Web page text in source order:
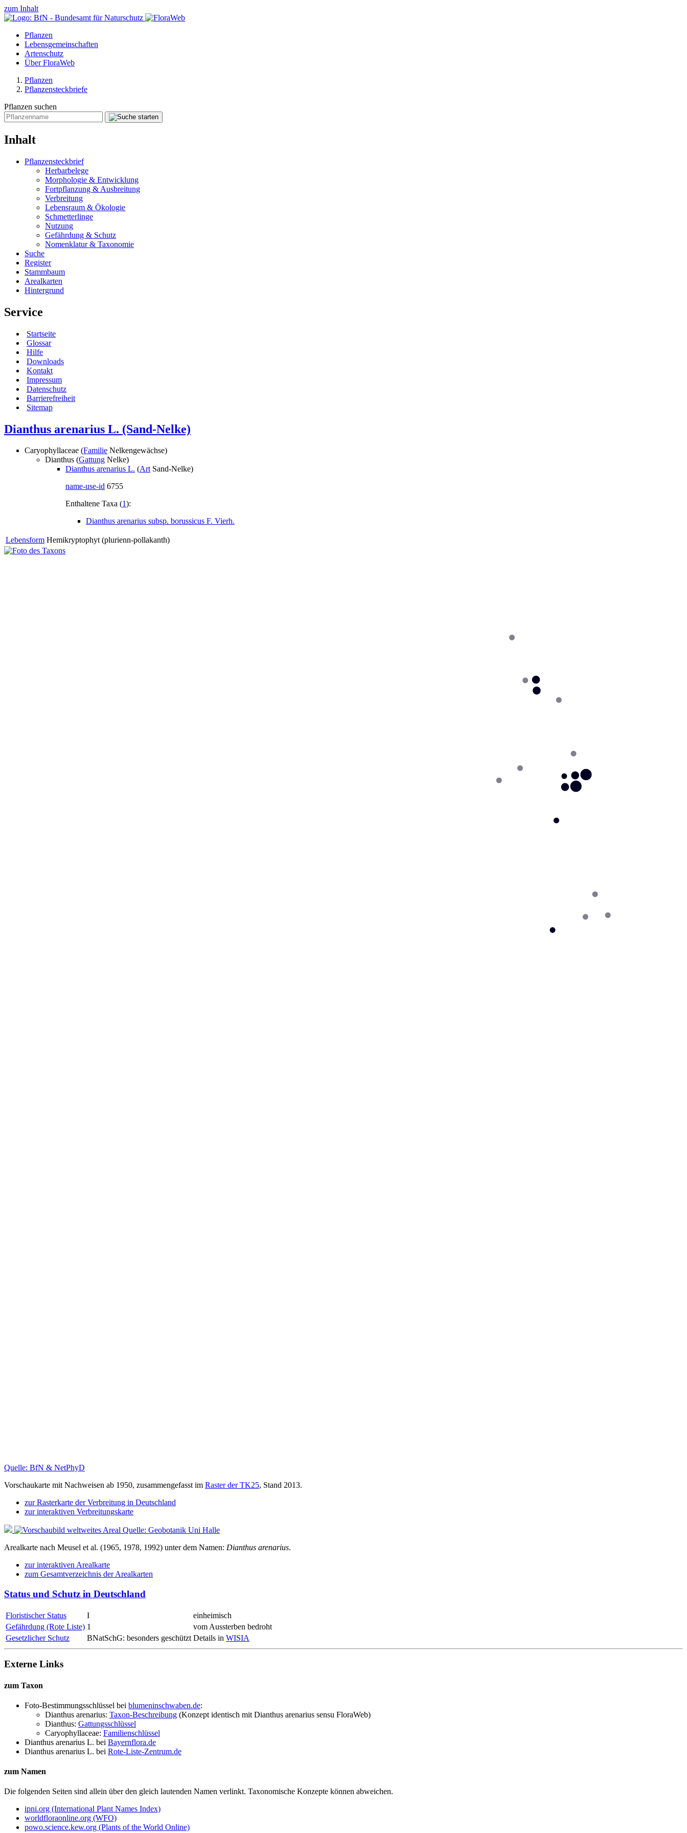
zum Inhalt
Pflanzen
Lebensgemeinschaften
Artenschutz
Über FloraWeb
Pflanzen
Pflanzensteckbriefe
Pflanzen suchen
Inhalt
Pflanzensteckbrief
Herbarbelege
Morphologie & Entwicklung
Fortpflanzung & Ausbreitung
Verbreitung
Lebensraum & Ökologie
Schmetterlinge
Nutzung
Gefährdung & Schutz
Nomenklatur & Taxonomie
Suche
Register
Stammbaum
Arealkarten
Hintergrund
Service
Startseite
Glossar
Hilfe
Downloads
Kontakt
Impressum
Datenschutz
Barrierefreiheit
Sitemap
Dianthus arenarius L. (Sand-Nelke)
Caryophyllaceae (Familie Nelkengewächse)
Dianthus (Gattung Nelke)
Dianthus arenarius L. (ArtSand-Nelke)
name-use-id 6755
Enthaltene Taxa (1):
Dianthus arenarius subsp. borussicus F. Vierh.
Lebensform Hemikryptophyt (plurienn-pollakanth)
Quelle: BfN & NetPhyD
Vorschaukarte mit Nachweisen ab 1950, zusammengefasst im Raster der TK25, Stand 2013.
zur Rasterkarte der Verbreitung in Deutschland
zur interaktiven Verbreitungskarte
Quelle: Geobotanik Uni Halle
Arealkarte nach Meusel et al. (1965, 1978, 1992) unter dem Namen: Dianthus arenarius.
zur interaktiven Arealkarte
zum Gesamtverzeichnis der Arealkarten
Status und Schutz in Deutschland
Floristischer Status I
einheimisch
Gefährdung (Rote Liste) 1
vom Aussterben bedroht
Gesetzlicher Schutz
BNatSchG: besonders geschützt Details in WISIA
Externe Links
zum Taxon
Foto-Bestimmungsschlüssel bei blumeninschwaben.de:
Dianthus arenarius: Taxon-Beschreibung (Konzept identisch mit Dianthus arenarius sensu FloraWeb)
Dianthus: Gattungsschlüssel
Caryophyllaceae: Familienschlüssel
Dianthus arenarius L. bei Bayernflora.de
Dianthus arenarius L. bei Rote-Liste-Zentrum.de
zum Namen
Die folgenden Seiten sind allein über den gleich lautenden Namen verlinkt. Taxonomische Konzepte können abweichen.
ipni.org (International Plant Names Index)
worldfloraonline.org (WFO)
powo.science.kew.org (Plants of the World Online)